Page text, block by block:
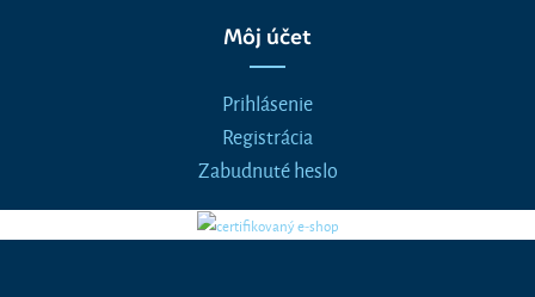
Môj účet
Prihlásenie
Registrácia
Zabudnuté heslo